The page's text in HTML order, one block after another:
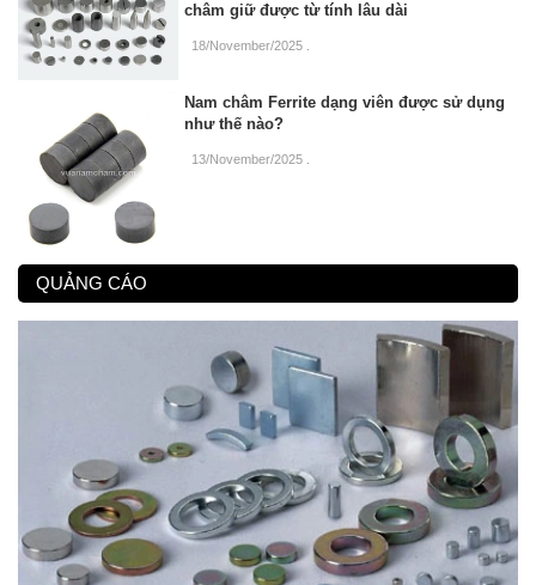
châm giữ được từ tính lâu dài
18/November/2025
Nam châm Ferrite dạng viên được sử dụng
như thế nào?
13/November/2025
QUẢNG CÁO